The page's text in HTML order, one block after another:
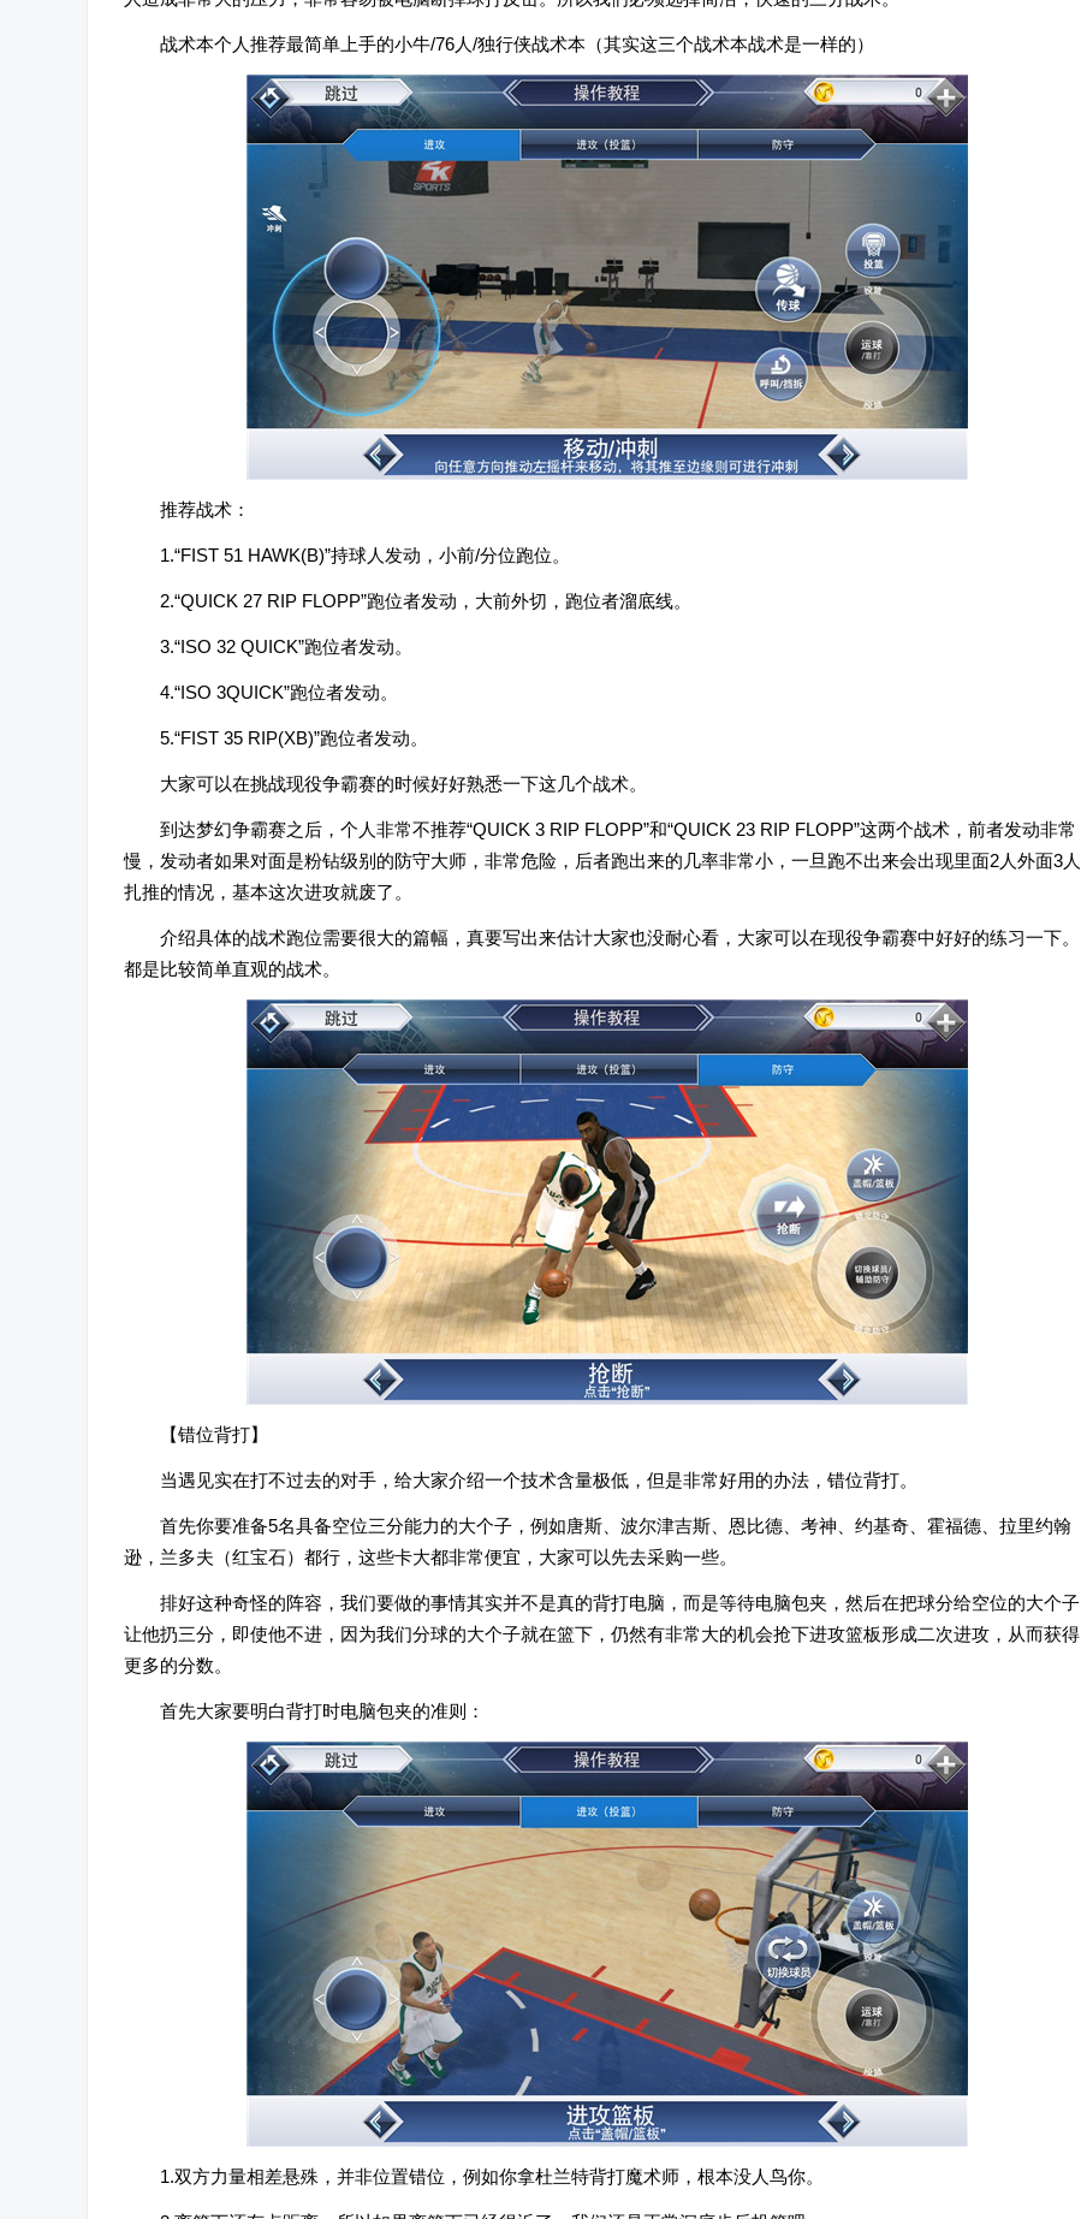
战术本个人推荐最简单上手的小牛/76人/独行侠战术本（其实这三个战术本战术是一样的）
推荐战术：
1.“FIST 51 HAWK(B)”持球人发动，小前/分位跑位。
2.“QUICK 27 RIP FLOPP”跑位者发动，大前外切，跑位者溜底线。
3.“ISO 32 QUICK”跑位者发动。
4.“ISO 3QUICK”跑位者发动。
5.“FIST 35 RIP(XB)”跑位者发动。
大家可以在挑战现役争霸赛的时候好好熟悉一下这几个战术。
到达梦幻争霸赛之后，个人非常不推荐“QUICK 3 RIP FLOPP”和“QUICK 23 RIP FLOPP”这两个战术，前者发动非常
慢，发动者如果对面是粉钻级别的防守大师，非常危险，后者跑出来的几率非常小，一旦跑不出来会出现里面2人外面3人
扎推的情况，基本这次进攻就废了。
介绍具体的战术跑位需要很大的篇幅，真要写出来估计大家也没耐心看，大家可以在现役争霸赛中好好的练习一下。
都是比较简单直观的战术。
【错位背打】
当遇见实在打不过去的对手，给大家介绍一个技术含量极低，但是非常好用的办法，错位背打。
首先你要准备5名具备空位三分能力的大个子，例如唐斯、波尔津吉斯、恩比德、考神、约基奇、霍福德、拉里约翰
逊，兰多夫（红宝石）都行，这些卡大都非常便宜，大家可以先去采购一些。
排好这种奇怪的阵容，我们要做的事情其实并不是真的背打电脑，而是等待电脑包夹，然后在把球分给空位的大个子
让他扔三分，即使他不进，因为我们分球的大个子就在篮下，仍然有非常大的机会抢下进攻篮板形成二次进攻，从而获得
更多的分数。
首先大家要明白背打时电脑包夹的准则：
1.双方力量相差悬殊，并非位置错位，例如你拿杜兰特背打魔术师，根本没人鸟你。